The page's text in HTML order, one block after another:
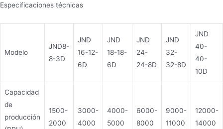
Especificaciones técnicas
Modelo
JND8-
8-3D
JND
16-12-
6D
JND
18-18-
6D
JND
24-
24-8D
JND
32-
32-8D
JND
40-
40-
10D
Capacidad
de
producción
1500-
2000
3000-
4000
4000-
5000
6000-
8000
9000-
11000
12000-
14000